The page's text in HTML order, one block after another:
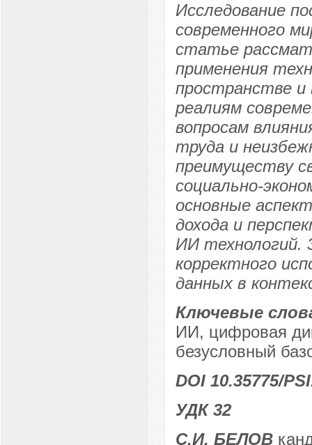
Исследование
современного
статье
применения
пространстве и
реалиям
вопросам
труда и
преимуществу
социально-
основные
дохода и
ИИ технологий.
корректного
данных в
Ключевые
ИИ, цифровая
безусловный
DOI 10.35775/
УДК 32
С.И. БЕЛОВ